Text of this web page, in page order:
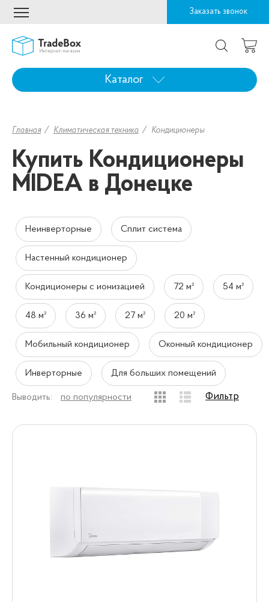
Заказать звонок
Каталог
Главная Климатическая техника Кондиционеры
Купить Кондиционеры
MIDEA в Донецке
Неинверторные Сплит система
Настенный кондиционер
Кондиционеры с ионизацией 72 м² 54 м²
48 м² 36 м² 27 м² 20 м²
Мобильный кондиционер Оконный кондиционер
Инверторные Для больших помещений
Выводить: по популярности Фильтр